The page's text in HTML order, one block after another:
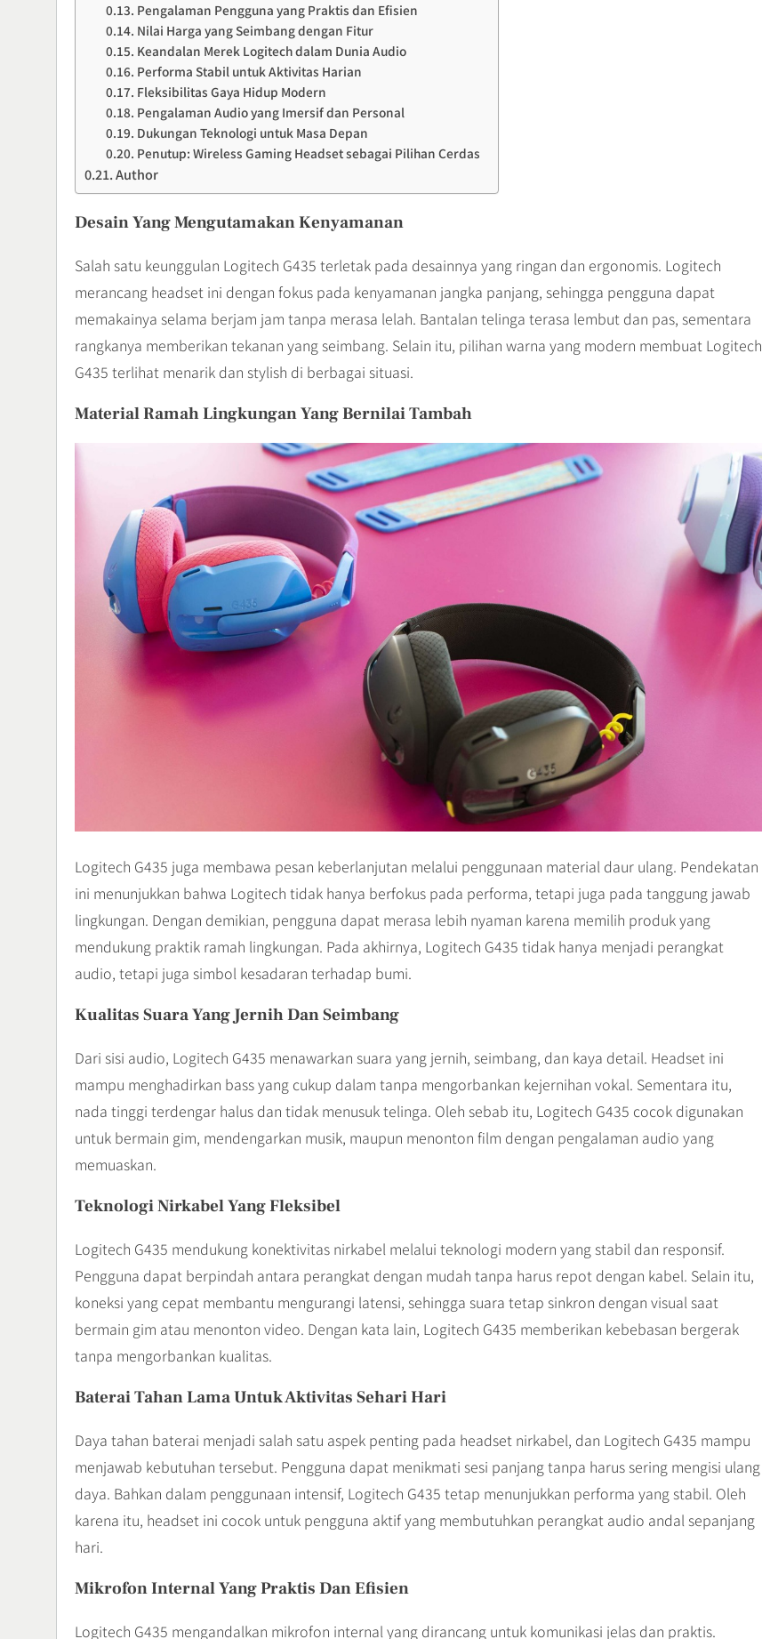
Pengalaman Pengguna yang Praktis dan Efisien
Nilai Harga yang Seimbang dengan Fitur
Keandalan Merek Logitech dalam Dunia Audio
Performa Stabil untuk Aktivitas Harian
Fleksibilitas Gaya Hidup Modern
Pengalaman Audio yang Imersif dan Personal
Dukungan Teknologi untuk Masa Depan
Penutup: Wireless Gaming Headset sebagai Pilihan Cerdas
Author
Desain Yang Mengutamakan Kenyamanan
Salah satu keunggulan Logitech G435 terletak pada desainnya yang ringan dan ergonomis. Logitech
merancang headset ini dengan fokus pada kenyamanan jangka panjang, sehingga pengguna dapat
memakainya selama berjam jam tanpa merasa lelah. Bantalan telinga terasa lembut dan pas, sementara
rangkanya memberikan tekanan yang seimbang. Selain itu, pilihan warna yang modern membuat Logitech
G435 terlihat menarik dan stylish di berbagai situasi.
Material Ramah Lingkungan Yang Bernilai Tambah
Logitech G435 juga membawa pesan keberlanjutan melalui penggunaan material daur ulang. Pendekatan
ini menunjukkan bahwa Logitech tidak hanya berfokus pada performa, tetapi juga pada tanggung jawab
lingkungan. Dengan demikian, pengguna dapat merasa lebih nyaman karena memilih produk yang
mendukung praktik ramah lingkungan. Pada akhirnya, Logitech G435 tidak hanya menjadi perangkat
audio, tetapi juga simbol kesadaran terhadap bumi.
Kualitas Suara Yang Jernih Dan Seimbang
Dari sisi audio, Logitech G435 menawarkan suara yang jernih, seimbang, dan kaya detail. Headset ini
mampu menghadirkan bass yang cukup dalam tanpa mengorbankan kejernihan vokal. Sementara itu,
nada tinggi terdengar halus dan tidak menusuk telinga. Oleh sebab itu, Logitech G435 cocok digunakan
untuk bermain gim, mendengarkan musik, maupun menonton film dengan pengalaman audio yang
memuaskan.
Teknologi Nirkabel Yang Fleksibel
Logitech G435 mendukung konektivitas nirkabel melalui teknologi modern yang stabil dan responsif.
Pengguna dapat berpindah antara perangkat dengan mudah tanpa harus repot dengan kabel. Selain itu,
koneksi yang cepat membantu mengurangi latensi, sehingga suara tetap sinkron dengan visual saat
bermain gim atau menonton video. Dengan kata lain, Logitech G435 memberikan kebebasan bergerak
tanpa mengorbankan kualitas.
Baterai Tahan Lama Untuk Aktivitas Sehari Hari
Daya tahan baterai menjadi salah satu aspek penting pada headset nirkabel, dan Logitech G435 mampu
menjawab kebutuhan tersebut. Pengguna dapat menikmati sesi panjang tanpa harus sering mengisi ulang
daya. Bahkan dalam penggunaan intensif, Logitech G435 tetap menunjukkan performa yang stabil. Oleh
karena itu, headset ini cocok untuk pengguna aktif yang membutuhkan perangkat audio andal sepanjang
hari.
Mikrofon Internal Yang Praktis Dan Efisien
Logitech G435 mengandalkan mikrofon internal yang dirancang untuk komunikasi jelas dan praktis.